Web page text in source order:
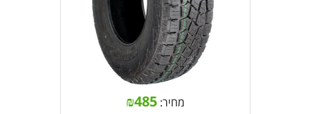
מחיר: ₪485